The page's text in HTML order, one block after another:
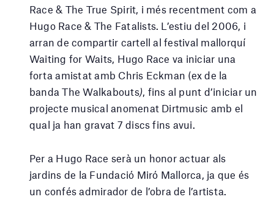
Race & The True Spirit, i més recentment com a
Hugo Race & The Fatalists. L’estiu del 2006, i
arran de compartir cartell al festival mallorquí
Waiting for Waits, Hugo Race va iniciar una
forta amistat amb Chris Eckman (ex de la
banda The Walkabouts), fins al punt d’iniciar un
projecte musical anomenat Dirtmusic amb el
qual ja han gravat 7 discs fins avui.
Per a Hugo Race serà un honor actuar als
jardins de la Fundació Miró Mallorca, ja que és
un confés admirador de l’obra de l’artista.